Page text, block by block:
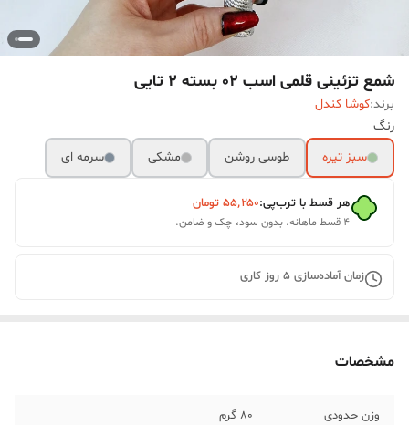
شمع تزئینی قلمی اسب 02 بسته 2 تایی
برند:کوشا کندل
رنگ
سبز تیره
طوسی روشن مشکی سرمه ای
هر قسط با ترب‌پی:۵۵٬۲۵۰ تومان
۴ قسط ماهانه. بدون سود، چک و ضامن.
زمان آماده‌سازی 5 روز کاری
مشخصات
وزن حدودی 80 گرم